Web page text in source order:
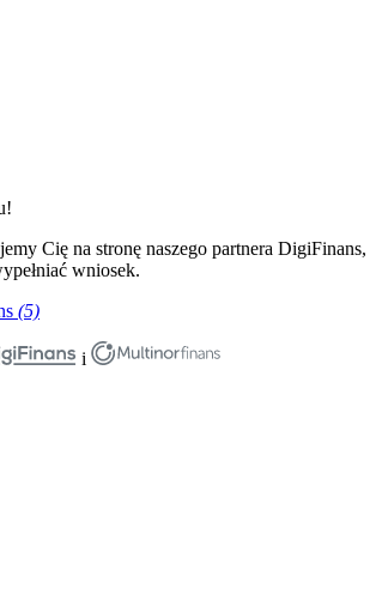
Cię na stronę naszego partnera DigiFinans,
wniosek.
(5)
i